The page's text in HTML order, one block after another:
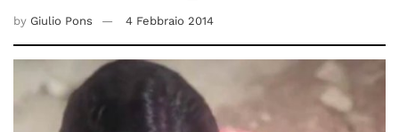
by Giulio Pons 4 Febbraio 2014